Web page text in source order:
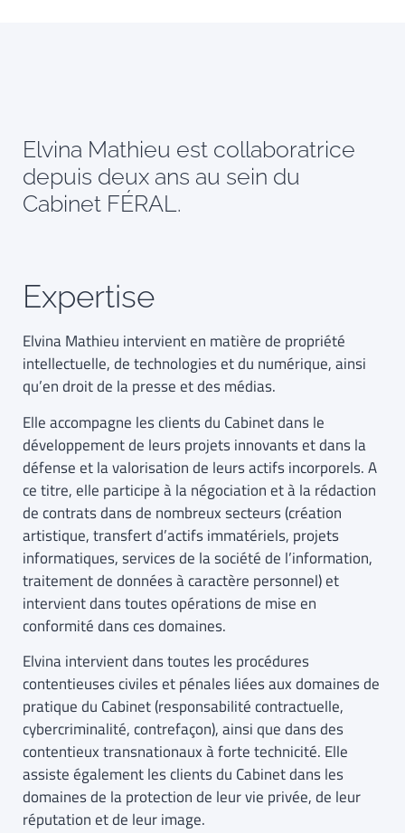
Elvina Mathieu est collaboratrice
depuis deux ans au sein du
Cabinet FÉRAL.
Expertise
Elvina Mathieu intervient en matière de propriété
intellectuelle, de technologies et du numérique, ainsi
qu’en droit de la presse et des médias.
Elle accompagne les clients du Cabinet dans le
développement de leurs projets innovants et dans la
défense et la valorisation de leurs actifs incorporels. A
ce titre, elle participe à la négociation et à la rédaction
de contrats dans de nombreux secteurs (création
artistique, transfert d’actifs immatériels, projets
informatiques, services de la société de l’information,
traitement de données à caractère personnel) et
intervient dans toutes opérations de mise en
conformité dans ces domaines.
Elvina intervient dans toutes les procédures
contentieuses civiles et pénales liées aux domaines de
pratique du Cabinet (responsabilité contractuelle,
cybercriminalité, contrefaçon), ainsi que dans des
contentieux transnationaux à forte technicité. Elle
assiste également les clients du Cabinet dans les
domaines de la protection de leur vie privée, de leur
réputation et de leur image.